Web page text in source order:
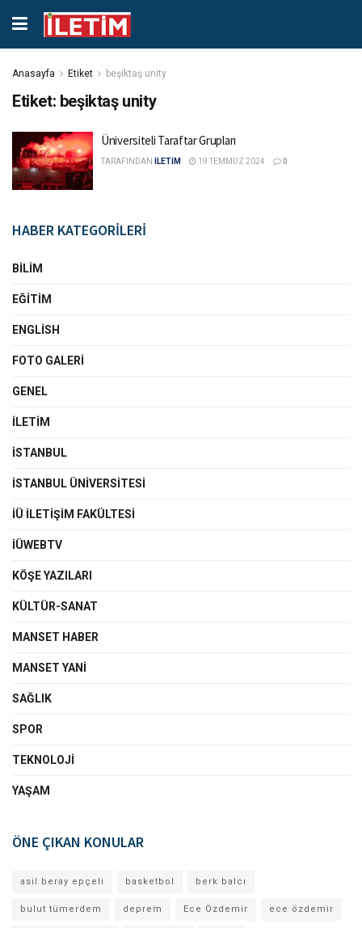
Anasayfa Etiket beşiktaş unity
Etiket: beşiktaş unity
Üniversiteli Taraftar Grupları
TARAFINDAN İLETİM 19 TEMMUZ 2024 0
HABER KATEGORİLERİ
BILIM
EĞITIM
ENGLISH
FOTO GALERI
GENEL
İLETIM
İSTANBUL
İSTANBUL ÜNIVERSITESI
İÜ İLETIŞIM FAKÜLTESI
İÜWEBTV
KÖŞE YAZILARI
KÜLTÜR-SANAT
MANSET HABER
MANSET YANI
SAĞLIK
SPOR
TEKNOLOJI
YAŞAM
ÖNE ÇIKAN KONULAR
asil beray epçeli basketbol berk balcı
bulut tümerdem deprem Ece Özdemir ece özdemir